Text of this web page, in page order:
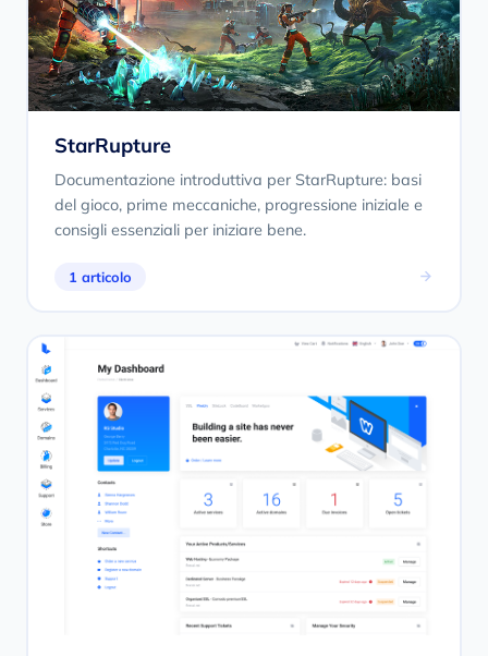
StarRupture
Documentazione introduttiva per StarRupture: basi
del gioco, prime meccaniche, progressione iniziale e
consigli essenziali per iniziare bene.
1 articolo